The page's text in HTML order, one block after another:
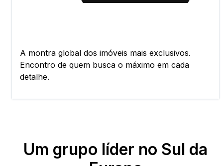
A montra global dos imóveis mais exclusivos.
Encontro de quem busca o máximo em cada
detalhe.
Um grupo líder no Sul da